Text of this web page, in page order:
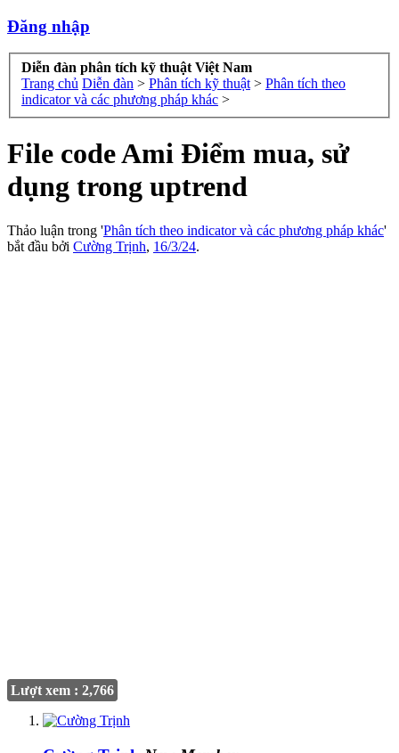
Đăng nhập
Diễn đàn phân tích kỹ thuật Việt Nam
Trang chủ Diễn đàn > Phân tích kỹ thuật > Phân tích theo
indicator và các phương pháp khác >
File code Ami Điểm mua, sử
dụng trong uptrend
Thảo luận trong 'Phân tích theo indicator và các phương pháp khác'
bắt đầu bởi Cường Trịnh, 16/3/24.
Lượt xem : 2,766